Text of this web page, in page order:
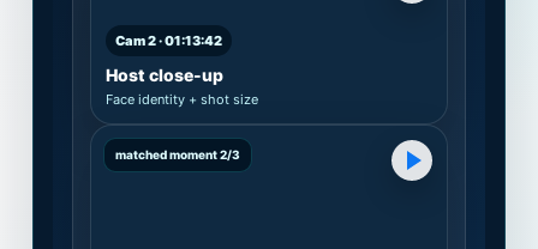
Cam 2 · 01:13:42
Host close-up
Face identity + shot size
matched moment 2/3